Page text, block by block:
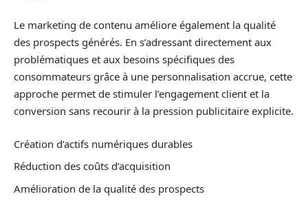
Le marketing de contenu améliore également la qualité
des prospects générés. En s’adressant directement aux
problématiques et aux besoins spécifiques des
consommateurs grâce à une personnalisation accrue, cette
approche permet de stimuler l’engagement client et la
conversion sans recourir à la pression publicitaire explicite.
Création d’actifs numériques durables
Réduction des coûts d’acquisition
Amélioration de la qualité des prospects